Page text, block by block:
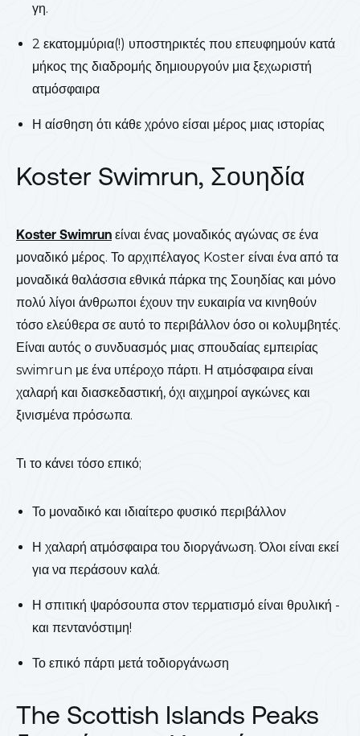
γη.
2 εκατομμύρια(!) υποστηρικτές που επευφημούν κατά
μήκος της διαδρομής δημιουργούν μια ξεχωριστή
ατμόσφαιρα
Η αίσθηση ότι κάθε χρόνο είσαι μέρος μιας ιστορίας
Koster Swimrun, Σουηδία
Koster Swimrun είναι ένας μοναδικός αγώνας σε ένα
μοναδικό μέρος. Το αρχιπέλαγος Koster είναι ένα από τα
μοναδικά θαλάσσια εθνικά πάρκα της Σουηδίας και μόνο
πολύ λίγοι άνθρωποι έχουν την ευκαιρία να κινηθούν
τόσο ελεύθερα σε αυτό το περιβάλλον όσο οι κολυμβητές.
Είναι αυτός ο συνδυασμός μιας σπουδαίας εμπειρίας
swimrun με ένα υπέροχο πάρτι. Η ατμόσφαιρα είναι
χαλαρή και διασκεδαστική, όχι αιχμηροί αγκώνες και
ξινισμένα πρόσωπα.
Τι το κάνει τόσο επικό;
Το μοναδικό και ιδιαίτερο φυσικό περιβάλλον
Η χαλαρή ατμόσφαιρα του διοργάνωση. Όλοι είναι εκεί
για να περάσουν καλά.
Η σπιτική ψαρόσουπα στον τερματισμό είναι θρυλική -
και πεντανόστιμη!
Το επικό πάρτι μετά τοδιοργάνωση
The Scottish Islands Peaks